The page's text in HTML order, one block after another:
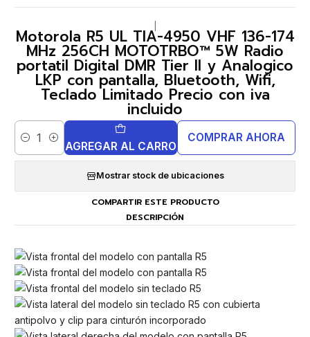
Motorola R5 UL TIA-4950 VHF 136-174
MHz 256CH MOTOTRBO™ 5W Radio
portatil Digital DMR Tier II y Analogico
LKP con pantalla, Bluetooth, Wifi,
Teclado Limitado Precio con iva
incluido
Cantidad AGREGAR AL CARRO
COMPRAR AHORA
Mostrar stock de ubicaciones
COMPARTIR ESTE PRODUCTO
DESCRIPCIÓN